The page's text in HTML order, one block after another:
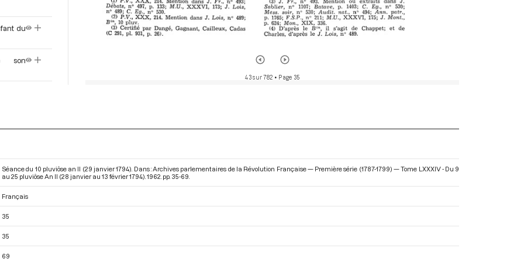
du
son
de la
43 sur 782 • Page 35
Séance du 10 pluviôse an II (29 janvier 1794). Dans : Archives parlementaires de la Révolution Française — Première série (1787-1799) — Tome LXXXIV - Du 9
au 25 pluviôse An II (28 janvier au 13 février 1794) . 1962. pp. 35-69.
Français
35
35
69